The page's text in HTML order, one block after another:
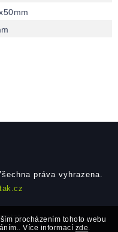
procházením tohoto webu
Více informací zde.
práva vyhrazena.